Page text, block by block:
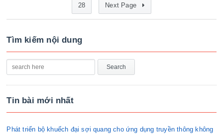
28 Next Page
Tìm kiếm nội dung
Tin bài mới nhất
Phát triển bộ khuếch đại sợi quang cho ứng dụng truyền thông không